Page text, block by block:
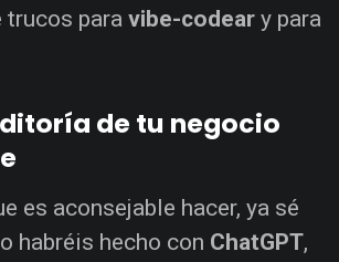
trucos para vibe-codear y para
de tu negocio
es aconsejable hacer, ya sé
habréis hecho con ChatGPT,